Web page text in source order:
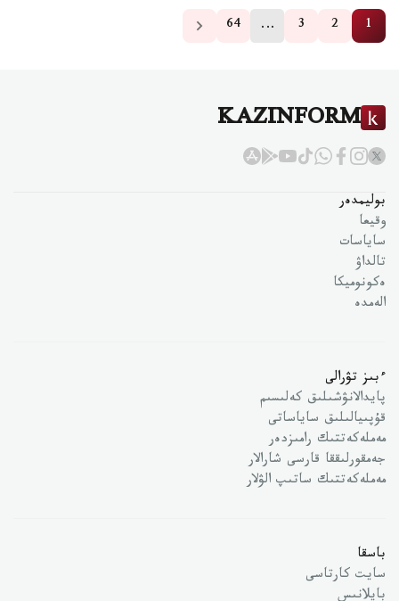
1
2
3
…
64
KAZINFORM
بوليمدەر
وقيعا
ساياسات
تالداۋ
ەكونوميكا
الەمدە
ءبىز تۋرالى
پايدالانۋشىلىق كەلىسىم
قۇپىيالىلىق ساياساتى
مەملەكەتتىك رامىزدەر
جەمقورلىققا قارسى شارالار
مەملەكەتتىك ساتىپ الۋلار
باسقا
سايت كارتاسى
بايلانىس